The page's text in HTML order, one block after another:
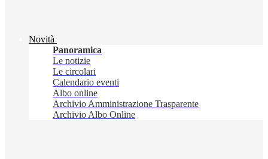
Novità
Panoramica
Le notizie
Le circolari
Calendario eventi
Albo online
Archivio Amministrazione Trasparente
Archivio Albo Online